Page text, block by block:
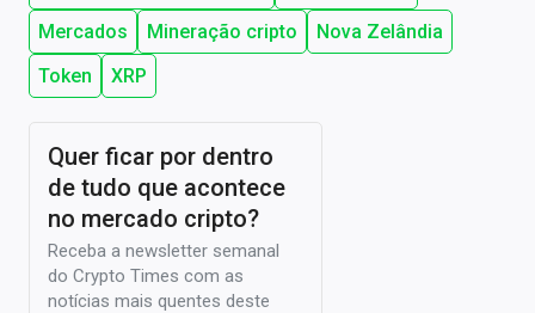
Mercados
Mineração cripto
Nova Zelândia
Token
XRP
Quer ficar por dentro
de tudo que acontece
no mercado cripto?
Receba a newsletter semanal
do Crypto Times com as
notícias mais quentes deste